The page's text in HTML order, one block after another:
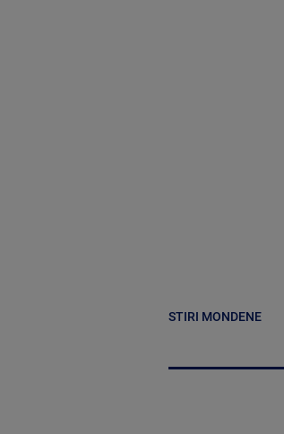
STIRI MONDENE